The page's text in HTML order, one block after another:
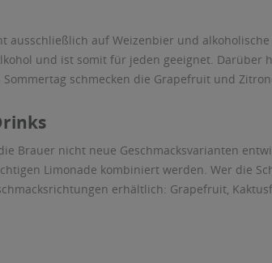
ausschließlich auf Weizenbier und
und ist somit für jeden geeignet.
schmecken die Grapefruit und
Brauer nicht neue Geschmacksvarianten
Limonade kombiniert werden. Wer die
erhältlich: Grapefruit,